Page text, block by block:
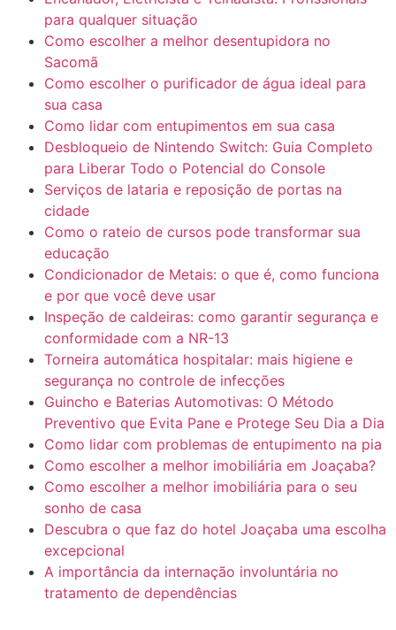
para qualquer situação
Como escolher a melhor desentupidora no
Sacomã
Como escolher o purificador de água ideal para
sua casa
Como lidar com entupimentos em sua casa
Desbloqueio de Nintendo Switch: Guia Completo
para Liberar Todo o Potencial do Console
Serviços de lataria e reposição de portas na
cidade
Como o rateio de cursos pode transformar sua
educação
Condicionador de Metais: o que é, como funciona
e por que você deve usar
Inspeção de caldeiras: como garantir segurança e
conformidade com a NR-13
Torneira automática hospitalar: mais higiene e
segurança no controle de infecções
Guincho e Baterias Automotivas: O Método
Preventivo que Evita Pane e Protege Seu Dia a Dia
Como lidar com problemas de entupimento na pia
Como escolher a melhor imobiliária em Joaçaba?
Como escolher a melhor imobiliária para o seu
sonho de casa
Descubra o que faz do hotel Joaçaba uma escolha
excepcional
A importância da internação involuntária no
tratamento de dependências